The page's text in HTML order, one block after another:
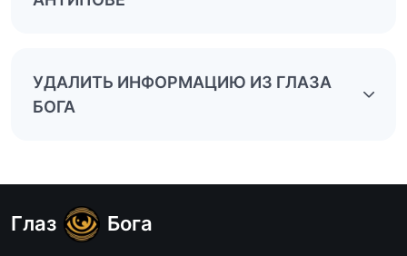
УДАЛИТЬ ИНФОРМАЦИЮ ИЗ ГЛАЗА
БОГА
Глаз Бога